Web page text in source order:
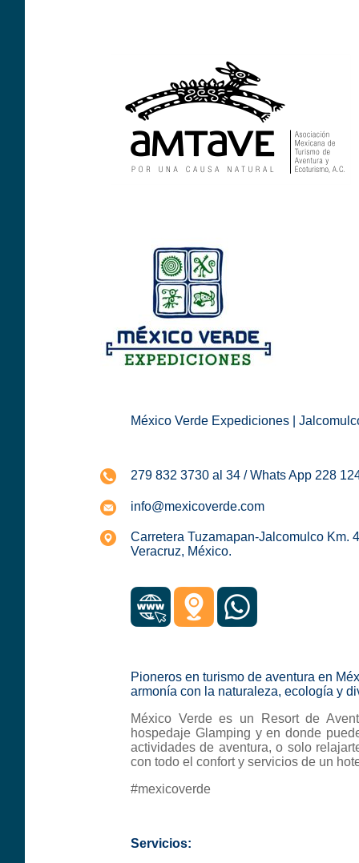
México Verde Expediciones |
279 832 3730 al 34 / Whats App 228
info@mexicoverde.com
Carretera Tuzamapan-Jalcomulco Km.
Veracruz, México.
Pioneros en turismo de aventura en
armonía con la naturaleza, ecología y
México Verde es un Resort de
hospedaje Glamping y en donde
actividades de aventura, o solo
con todo el confort y servicios de un
#mexicoverde
Servicios: